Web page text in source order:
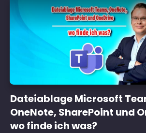
Dateiablage Microsoft
OneNote, SharePoint und
wo finde ich was?